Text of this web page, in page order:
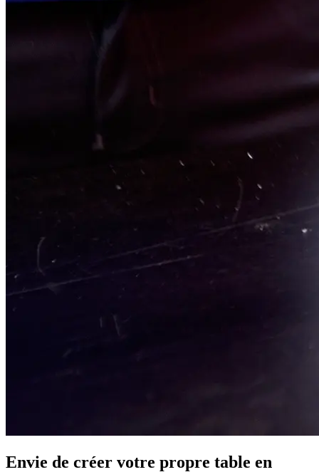
Envie de créer votre propre table en